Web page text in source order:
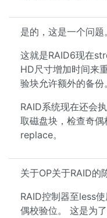
是的，这是一个问题。
这就是RAID6现在
HD尺寸增加时间来
验块允许额外的备份。
RAID系统现在还会
取磁盘块，检查奇
replace。
关于OP关于RAID的
RAID控制器至less
偶校验位。 这是为